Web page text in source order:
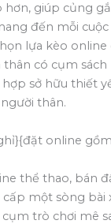
giúp củng
đến mỗi cuộc
lựa kèo
có cụm
sở hữu thiết
thân.
online
thể thao, bán
một sòng bài
trò chơi mê